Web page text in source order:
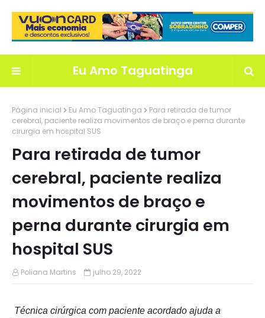
Eu Amo Taguatinga
Página inicial Eu Amo Taguatinga
Para retirada de tumor
cerebral, paciente realiza movimentos de braço e perna durante
cirurgia em hospital SUS
Para retirada de tumor
cerebral, paciente realiza
movimentos de braço e
perna durante cirurgia em
hospital SUS
Poliana Martins julho 29, 2022
Técnica cirúrgica com paciente acordado ajuda a